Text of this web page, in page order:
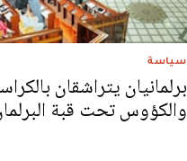
سياسة
برلمانيان يتراشقان
والكؤوس تحت قبة